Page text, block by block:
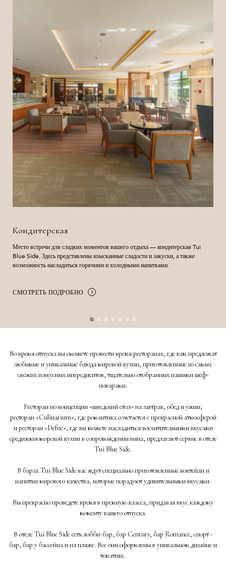
Кондитерская
Место встречи для сладких моментов вашего отдыха — кондитерская Tui
Blue Side. Здесь представлены изысканные сладости и закуски, а также
возможность насладиться горячими и холодными напитками.
СМОТРЕТЬ ПОДРОБНО
Во время отпуска вы сможете провести время ресторанах, где вам предложат
любимые и уникальные блюда мировой кухни, приготовленные из самых
свежих и вкусных ингредиентов, тщательно отобранных нашими шеф-
поварами.
Ресторан по концепции «шведский стол» на завтрак, обед и ужин;
ресторан «Culinarium», где романтика сочетается с прекрасной атмосферой
и ресторан «Defne», где вы можете насладиться восхитительными вкусами
средиземноморской кухни в сопровождении вина, предлагают сервис в отеле
Tui Blue Side.
В барах Tui Blue Side вас ждут специально приготовленные коктейли и
напитки мирового качества, которые порадуют удивительными вкусами.
Вы прекрасно проведете время в премиум-класса, придавая вкус каждому
моменту вашего отпуска.
В отеле Tui Blue Side есть лобби-бар, бар Century, бар Romance, спорт -
бар, бар у бассейна и на пляже. Все они оформлены в уникальном дизайне и
тематике.